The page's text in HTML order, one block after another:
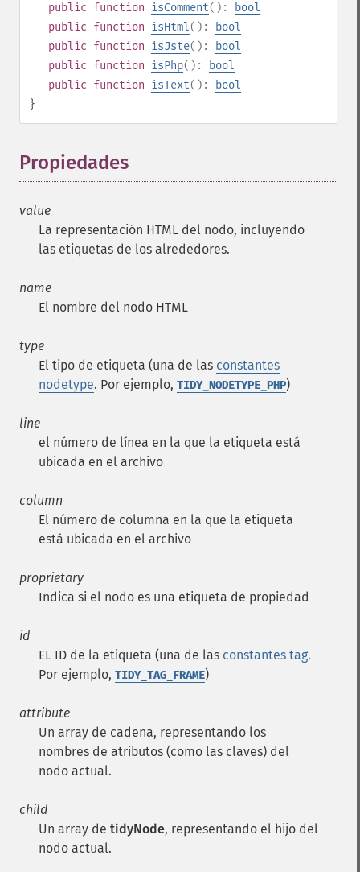
public function isComment():
bool
public function isHtml():
bool
public function isJste():
bool
public function isPhp():
bool
public function isText():
bool
}
Propiedades
value
La representación HTML del nodo, incluyendo
las etiquetas de los alrededores.
name
El nombre del nodo HTML
type
El tipo de etiqueta (una de las constantes
nodetype. Por ejemplo, TIDY_NODETYPE_PHP)
line
el número de línea en la que la etiqueta está
ubicada en el archivo
column
El número de columna en la que la etiqueta
está ubicada en el archivo
proprietary
Indica si el nodo es una etiqueta de propiedad
id
EL ID de la etiqueta (una de las constantes tag.
Por ejemplo, TIDY_TAG_FRAME)
attribute
Un array de cadena, representando los
nombres de atributos (como las claves) del
nodo actual.
child
Un array de tidyNode, representando el hijo del
nodo actual.